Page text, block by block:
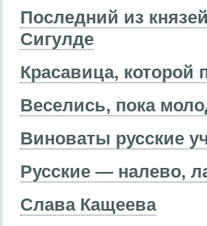
Последний из
Сигулде
Красавица, которой
Веселись, пока
Виноваты русские
Русские — налево,
Слава Кащеева